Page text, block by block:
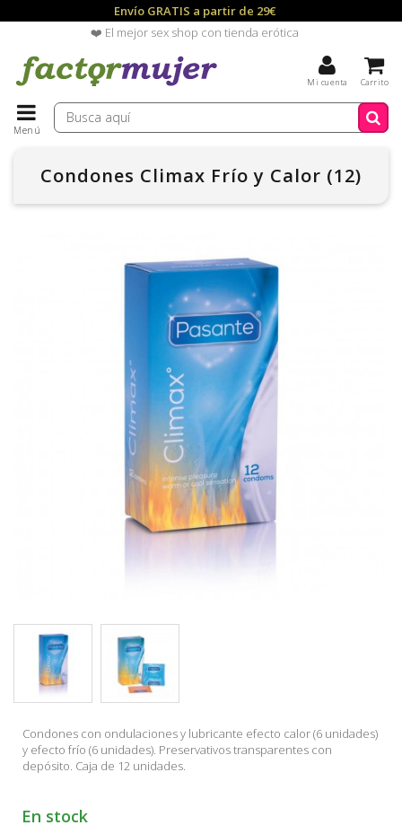
Envío GRATIS a partir de 29€
❤️ El mejor sex shop con tienda erótica
Carrito
Mi cuenta
Menú
Condones Climax Frío y Calor (12)
Condones con ondulaciones y lubricante efecto calor (6 unidades)
y efecto frío (6 unidades). Preservativos transparentes con
depósito. Caja de 12 unidades.
En stock